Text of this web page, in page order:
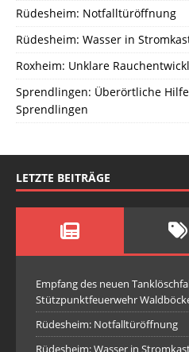
Rüdesheim: Notfalltüröffnung
Rüdesheim: Wasser in
Roxheim: Unklare
Sprendlingen: Überörtliche
Sprendlingen
LETZTE BEITRÄGE
Empfang des neuen
Stützpunktfeuerwehr
Rüdesheim: Notfalltüröffnung
Rüdesheim: Wasser in